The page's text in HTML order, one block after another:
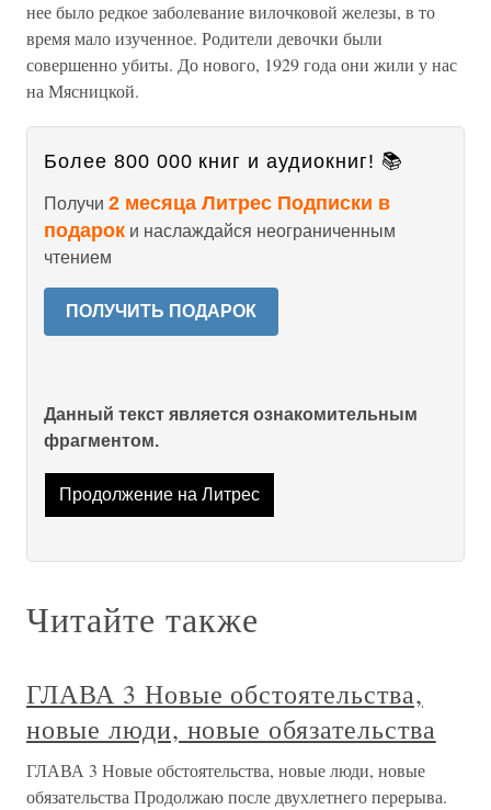
нее было редкое заболевание вилочковой железы, в то
время мало изученное. Родители девочки были
совершенно убиты. До нового, 1929 года они жили у нас
на Мясницкой.
Более 800 000 книг и аудиокниг! 📚
Получи 2 месяца Литрес Подписки в
подарок и наслаждайся неограниченным
чтением
ПОЛУЧИТЬ ПОДАРОК
Данный текст является ознакомительным
фрагментом.
Продолжение на Литрес
Читайте также
ГЛАВА 3 Новые обстоятельства,
новые люди, новые обязательства
ГЛАВА 3 Новые обстоятельства, новые люди, новые
обязательства Продолжаю после двухлетнего перерыва.